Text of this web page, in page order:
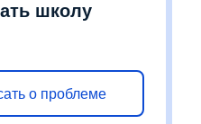
школу
о проблеме